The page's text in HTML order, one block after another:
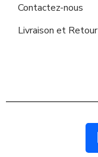
Contactez-nous
Livraison et Retour